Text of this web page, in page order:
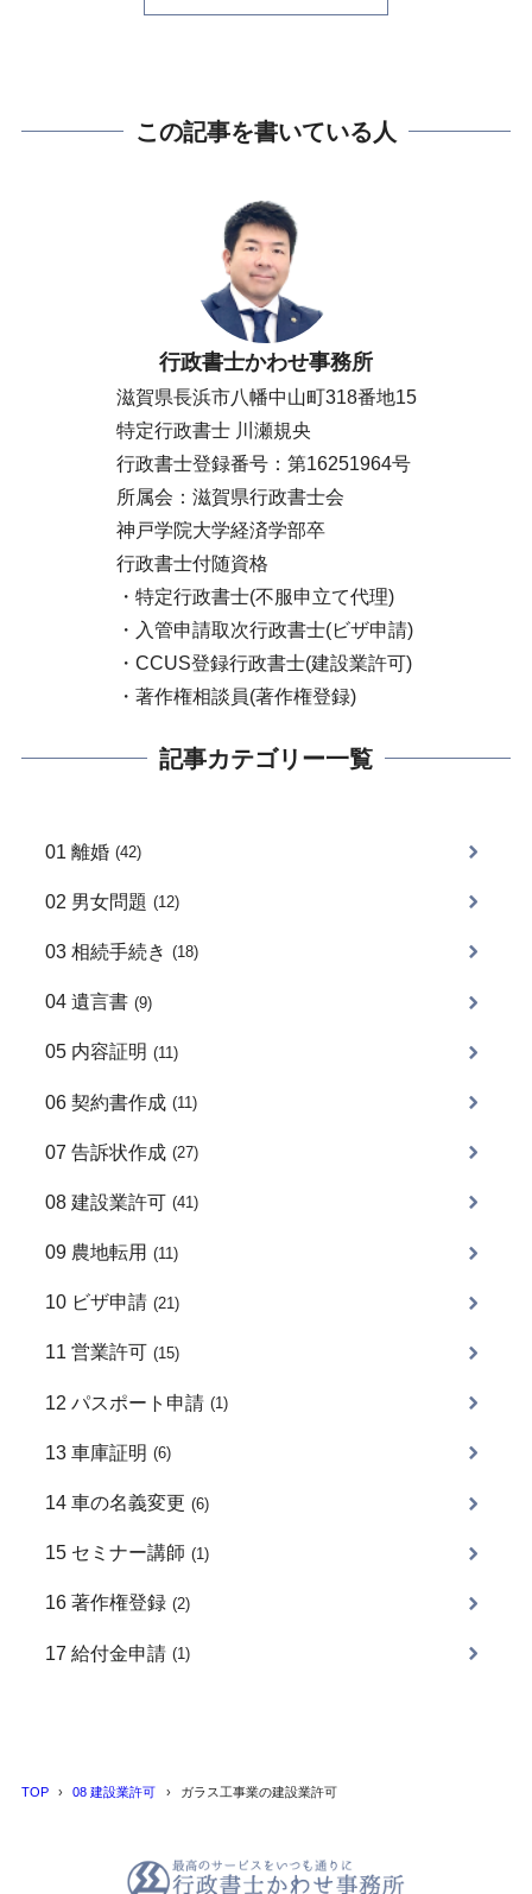
この記事を書いている人
行政書士かわせ事務所
滋賀県長浜市八幡中山町318番地15
特定行政書士 川瀬規央
行政書士登録番号：第16251964号
所属会：滋賀県行政書士会
神戸学院大学経済学部卒
行政書士付随資格
・特定行政書士(不服申立て代理)
・入管申請取次行政書士(ビザ申請)
・CCUS登録行政書士(建設業許可)
・著作権相談員(著作権登録)
記事カテゴリー一覧
01 離婚 (42)
02 男女問題 (12)
03 相続手続き (18)
04 遺言書 (9)
05 内容証明 (11)
06 契約書作成 (11)
07 告訴状作成 (27)
08 建設業許可 (41)
09 農地転用 (11)
10 ビザ申請 (21)
11 営業許可 (15)
12 パスポート申請 (1)
13 車庫証明 (6)
14 車の名義変更 (6)
15 セミナー講師 (1)
16 著作権登録 (2)
17 給付金申請 (1)
TOP 08 建設業許可 ガラス工事業の建設業許可